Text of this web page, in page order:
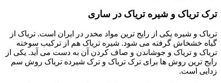
ترک تریاک و شیره تریاک در ساری
تریاک و شیره یکی از رایج ترین مواد مخدر در ایران است. تریاک از
گیاه خشخاش گرفته می شود. شیره تریاک هم از ترکیب سوخته
تریاک و تریاک و جوشاندن و صاف کردن آن به دست می آید. یکی از
رایج ترین روش ها برای ترک تریاک و ترک شیرده تریاک روش سم
زدایی است.